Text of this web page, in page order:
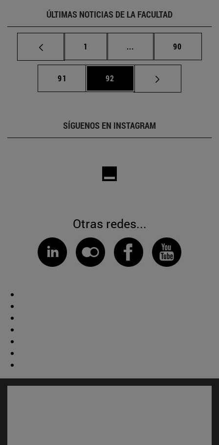
ÚLTIMAS NOTICIAS DE LA FACULTAD
Página
1 ... Páginas intermedias
Página
90
Página
91 Página
92
SÍGUENOS EN INSTAGRAM
Otras redes...